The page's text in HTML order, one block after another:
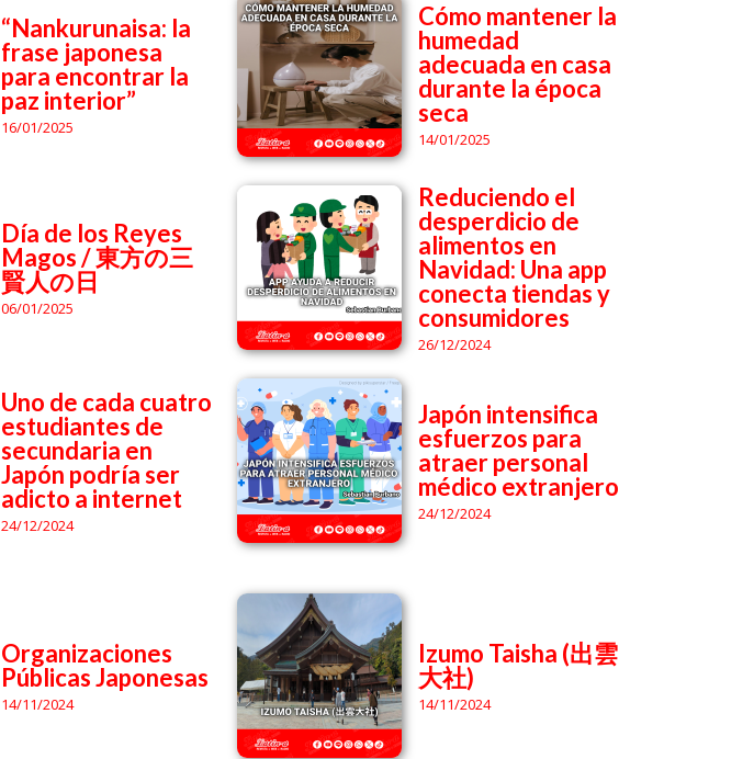
“Nankurunaisa: la
frase japonesa
para encontrar la
paz interior”
16/01/2025
Cómo mantener la
humedad
adecuada en casa
durante la época
seca
14/01/2025
Día de los Reyes
Magos / 東方の三
賢人の日
06/01/2025
Reduciendo el
desperdicio de
alimentos en
Navidad: Una app
conecta tiendas y
consumidores
26/12/2024
Uno de cada cuatro
estudiantes de
secundaria en
Japón podría ser
adicto a internet
24/12/2024
Japón intensifica
esfuerzos para
atraer personal
médico extranjero
24/12/2024
Organizaciones
Públicas Japonesas
14/11/2024
Izumo Taisha (出雲
大社)
14/11/2024